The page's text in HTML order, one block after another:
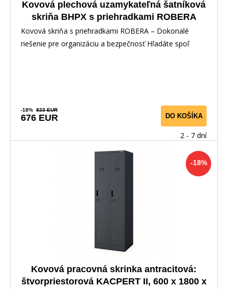
Kovová plechová uzamykateľná šatníková
skriňa BHPX s priehradkami ROBERA
1360 x 1720 x 450 mm, antracitovo-
červená
Kovová skriňa s priehradkami ROBERA – Dokonalé
riešenie pre organizáciu a bezpečnosť Hľadáte spoľ
-18% 823 EUR
676 EUR DO KOŠÍKA
2 - 7 dní
-18%
Kovová pracovná skrinka antracitová:
štvorpriestorová KACPERT II, 600 x 1800 x